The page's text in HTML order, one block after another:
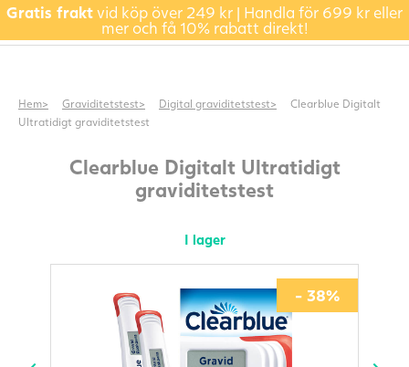
Gratis fraktvid köp över 249 kr | Handla för 699 kr eller
mer och få 10% rabatt direkt!
Hem Graviditetstest Digital graviditetstest
Clearblue Digitalt
Ultratidigt graviditetstest
Clearblue Digitalt Ultratidigt
graviditetstest
I lager
- 38%